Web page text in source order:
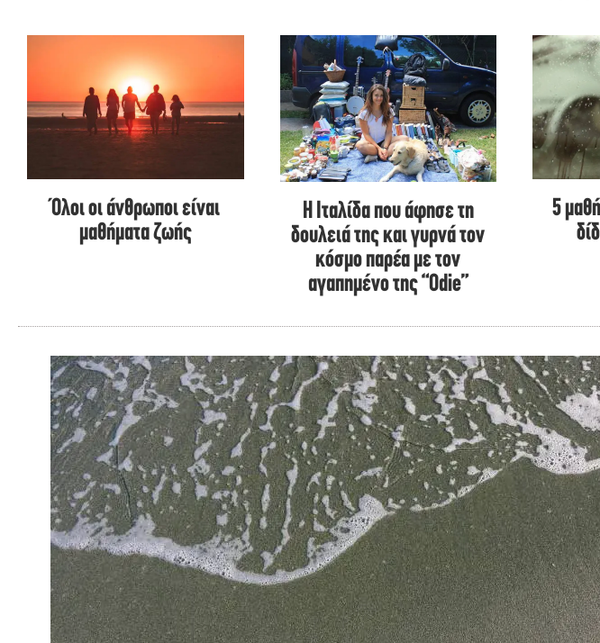
Όλοι οι άνθρωποι είναι
μαθήματα ζωής
Η Ιταλίδα που άφησε τη
δουλειά της και γυρνά τον
κόσμο παρέα με τον
αγαπημένο της “Odie”
5